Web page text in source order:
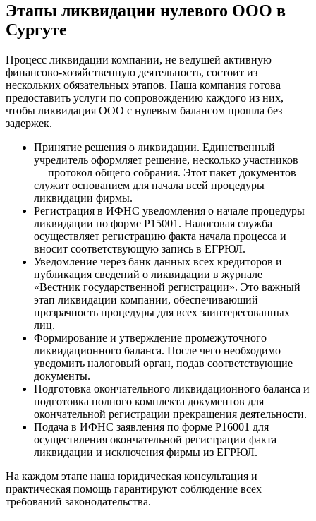
Этапы ликвидации нулевого ООО в
Сургуте
Процесс ликвидации компании, не ведущей активную
финансово-хозяйственную деятельность, состоит из
нескольких обязательных этапов. Наша компания готова
предоставить услуги по сопровождению каждого из них,
чтобы ликвидация ООО с нулевым балансом прошла без
задержек.
Принятие решения о ликвидации. Единственный
учредитель оформляет решение, несколько участников
— протокол общего собрания. Этот пакет документов
служит основанием для начала всей процедуры
ликвидации фирмы.
Регистрация в ИФНС уведомления о начале процедуры
ликвидации по форме Р15001. Налоговая служба
осуществляет регистрацию факта начала процесса и
вносит соответствующую запись в ЕГРЮЛ.
Уведомление через банк данных всех кредиторов и
публикация сведений о ликвидации в журнале
«Вестник государственной регистрации». Это важный
этап ликвидации компании, обеспечивающий
прозрачность процедуры для всех заинтересованных
лиц.
Формирование и утверждение промежуточного
ликвидационного баланса. После чего необходимо
уведомить налоговый орган, подав соответствующие
документы.
Подготовка окончательного ликвидационного баланса и
подготовка полного комплекта документов для
окончательной регистрации прекращения деятельности.
Подача в ИФНС заявления по форме Р16001 для
осуществления окончательной регистрации факта
ликвидации и исключения фирмы из ЕГРЮЛ.
На каждом этапе наша юридическая консультация и
практическая помощь гарантируют соблюдение всех
требований законодательства.